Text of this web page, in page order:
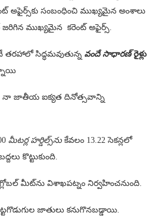
అఫైర్స్‌కు సంబంధించి ముఖ్యమైన అంశాలు
జరిగిన ముఖ్యమైన కరెంట్ అఫైర్స్‌.
తరహాలో సిద్ధమవుతున్న వందే సాధారణ్‌రైళ్లు
నా జాతీయ ఐక్యత దినోత్సవాన్ని
మీటర్ల హర్డిల్స్‌నుకేవలం 13.22 సెకన్లలో
కొట్టుకుంది.
మీట్‌ను విశాఖపట్నం నిర్వహించనుంది.
జాతులు కనుగొనబడ్డాయి.